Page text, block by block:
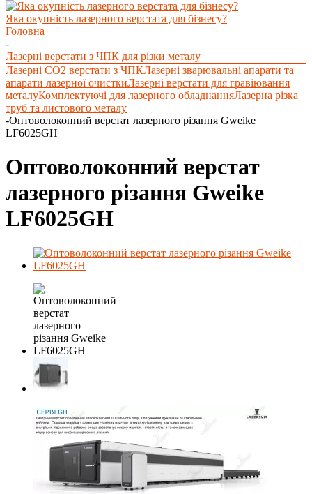
Яка окупність лазерного верстата для бізнесу?
Головна
-
Лазерні верстати з ЧПК для різки металу
Лазерні СО2 верстати з ЧПКЛазерні зварювальні апарати та
апарати лазерної очисткиЛазерні верстати для гравіювання
металуКомплектуючі для лазерного обладнанняЛазерна різка
труб та листового металу
-Оптоволоконний верстат лазерного різання Gweike
LF6025GH
Оптоволоконний верстат
лазерного різання Gweike
LF6025GH